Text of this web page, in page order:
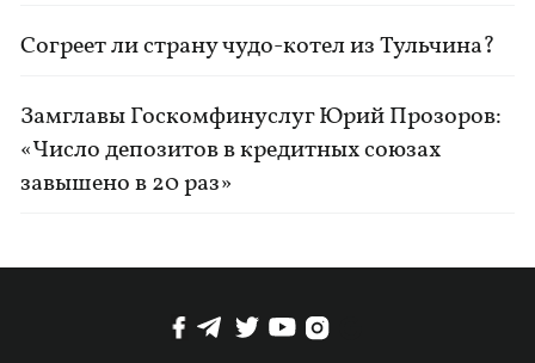
Согреет ли страну чудо-котел из Тульчина?
Замглавы Госкомфинуслуг Юрий Прозоров:
«Число депозитов в кредитных союзах
завышено в 20 раз»